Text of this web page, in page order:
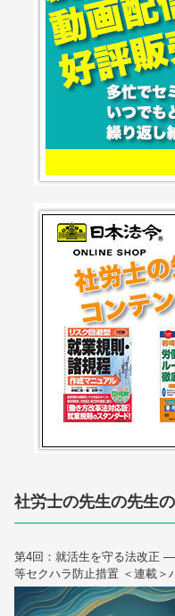
社労士の先生の先生
第4回：就活生を守る法改正
等セクハラ防止措置 ＜連載＞
年10月大改正を読み解く（全6